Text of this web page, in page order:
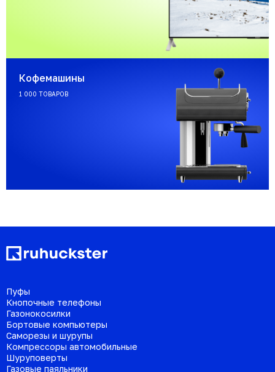
Кофемашины
1 000 ТОВАРОВ
Пуфы
Кнопочные телефоны
Газонокосилки
Бортовые компьютеры
Саморезы и шурупы
Компрессоры автомобильные
Шуруповерты
Газовые паяльники